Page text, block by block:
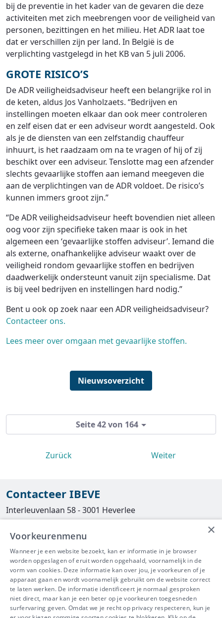
bij de preventie in het kader van de gevaren die deze
activiteiten met zich meebrengen voor de veiligheid van
personen, bezittingen en het milieu. Het ADR laat toe
dat er verschillen zijn per land. In België is de
verplichting vastgelegd in het KB van 5 juli 2006.
GROTE RISICO’S
De ADR veiligheidsadviseur heeft een belangrijke rol in
de keten, aldus Jos Vanholzaets. “Bedrijven en
instellingen moeten elkaar dan ook meer controleren
en zelf eisen dat er een adviseur wordt aangesteld. Ook
als je de diensten van een zelfstandig chauffeur
inhuurt, is het raadzaam om na te vragen of hij of zij
beschikt over een adviseur. Tenslotte mag een afzender
slechts gevaarlijke stoffen aan iemand meegeven die
aan de verplichtingen van de ADR voldoet. De risico’s
kunnen immers groot zijn.”
“De ADR veiligheidsadviseur heeft bovendien niet alleen
oog voor zijn specifieke taken maar is ook in het
algemeen een ‘gevaarlijke stoffen adviseur’. Iemand die
als externe, onafhankelijke adviseur waakt over de
veiligheid rondom gevaarlijke stoffen en bedrijven
daadwerkelijk ondersteunt vanuit zijn specialisme. Dat
is bij veel bedrijven en instellingen hard nodig.”
Bent u ook op zoek naar een ADR veiligheidsadviseur?
Contacteer ons.
Lees meer over omgaan met gevaarlijke stoffen.
Nieuwsoverzicht
Seite 42 von 164
Zurück Weiter
Contacteer IBEVE
Interleuvenlaan 58 - 3001 Heverlee
016/390490
info@ibeve.be
asbest@ibeve.be
Ondernemingsnummer: 0436 612 044
×
Voorkeurenmenu
Wanneer je een website bezoekt, kan er informatie in je browser
worden opgeslagen of eruit worden opgehaald, voornamelijk in de
vorm van cookies. Deze informatie kan over jou, je voorkeuren of je
apparaat gaan en wordt voornamelijk gebruikt om de website correct
te laten werken. De informatie identificeert je normaal gesproken
niet direct, maar kan je een beter op je voorkeuren toegesneden
surfervaring geven. Omdat we je recht op privacy respecteren, kun je